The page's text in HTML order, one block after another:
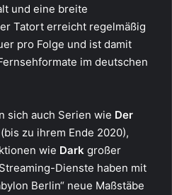
und eine breite
Tatort erreicht regelmäßig
pro Folge und ist damit
im deutschen
sich auch Serien wie Der
(bis zu ihrem Ende 2020),
wie Dark großer
Dienste haben mit
Berlin“ neue Maßstäbe